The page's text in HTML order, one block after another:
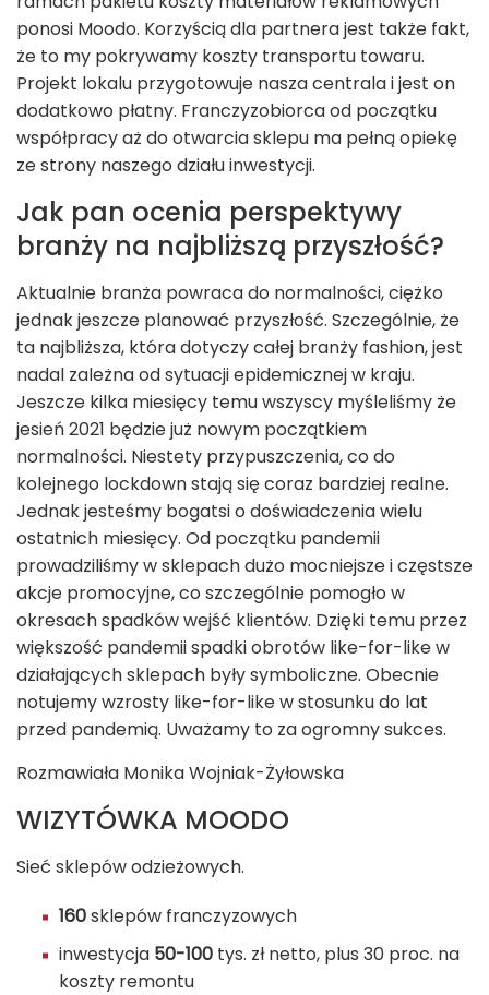
ponosi Moodo. Korzyścią dla partnera jest także fakt,
że to my pokrywamy koszty transportu towaru.
Projekt lokalu przygotowuje nasza centrala i jest on
dodatkowo płatny. Franczyzobiorca od początku
współpracy aż do otwarcia sklepu ma pełną opiekę
ze strony naszego działu inwestycji.
Jak pan ocenia perspektywy
branży na najbliższą przyszłość?
Aktualnie branża powraca do normalności, ciężko
jednak jeszcze planować przyszłość. Szczególnie, że
ta najbliższa, która dotyczy całej branży fashion, jest
nadal zależna od sytuacji epidemicznej w kraju.
Jeszcze kilka miesięcy temu wszyscy myśleliśmy że
jesień 2021 będzie już nowym początkiem
normalności. Niestety przypuszczenia, co do
kolejnego lockdown stają się coraz bardziej realne.
Jednak jesteśmy bogatsi o doświadczenia wielu
ostatnich miesięcy. Od początku pandemii
prowadziliśmy w sklepach dużo mocniejsze i częstsze
akcje promocyjne, co szczególnie pomogło w
okresach spadków wejść klientów. Dzięki temu przez
większość pandemii spadki obrotów like-for-like w
działających sklepach były symboliczne. Obecnie
notujemy wzrosty like-for-like w stosunku do lat
przed pandemią. Uważamy to za ogromny sukces.
Rozmawiała Monika Wojniak-Żyłowska
WIZYTÓWKA MOODO
Sieć sklepów odzieżowych.
160sklepów franczyzowych
inwestycja 50-100 tys. zł netto, plus 30 proc. na
koszty remontu